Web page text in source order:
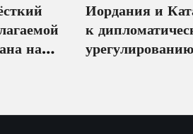
на
Иордания и
к